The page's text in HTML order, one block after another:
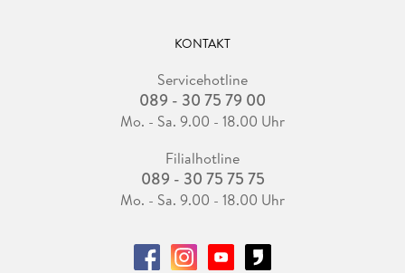
KONTAKT
Servicehotline
089 - 30 75 79 00
Mo. - Sa. 9.00 - 18.00 Uhr
Filialhotline
089 - 30 75 75 75
Mo. - Sa. 9.00 - 18.00 Uhr